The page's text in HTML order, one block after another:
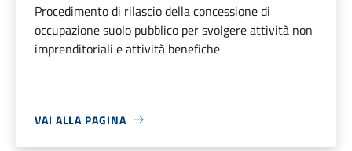
Procedimento di rilascio della concessione di
occupazione suolo pubblico per svolgere attività non
imprenditoriali e attività benefiche
VAI ALLA PAGINA